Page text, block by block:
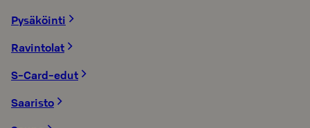
Pysäköinti
Ravintolat
S-Card-edut
Saaristo